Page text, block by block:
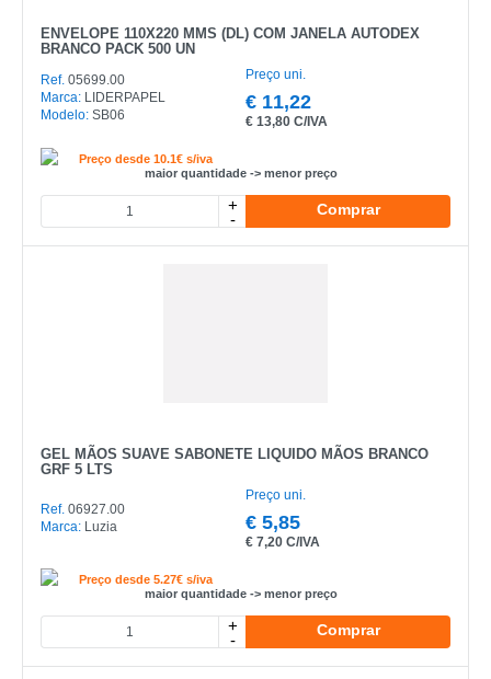
ENVELOPE 110X220 MMS (DL) COM JANELA AUTODEX
BRANCO PACK 500 UN
Ref. 05699.00
Marca: LIDERPAPEL
Modelo: SB06
Preço uni.
€ 11,22
€ 13,80 C/IVA
Preço desde 10.1€ s/iva
maior quantidade -> menor preço
+
-
Comprar
GEL MÃOS SUAVE SABONETE LIQUIDO MÃOS BRANCO
GRF 5 LTS
Ref. 06927.00
Marca: Luzia
Preço uni.
€ 5,85
€ 7,20 C/IVA
Preço desde 5.27€ s/iva
maior quantidade -> menor preço
+
-
Comprar